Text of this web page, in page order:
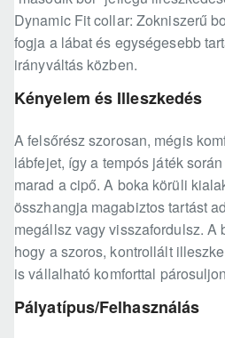
Dynamic Fit collar: Zokniszerű
fogja a lábat és egységesebb
irányváltás közben.
Kényelem és Illeszkedés
A felsőrész szorosan, mégis
lábfejet, így a tempós játék
marad a cipő. A boka körüli
összhangja magabiztos tartást
megállsz vagy visszafordulsz. A
hogy a szoros, kontrollált
is vállalható komforttal
Pályatípus/Felhasználás